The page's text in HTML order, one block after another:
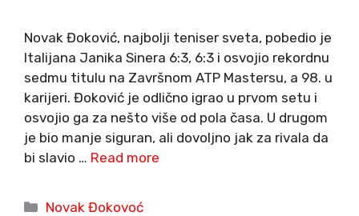
Novak Đoković, najbolji teniser sveta, pobedio je
Italijana Janika Sinera 6:3, 6:3 i osvojio rekordnu
sedmu titulu na Završnom ATP Mastersu, a 98. u
karijeri. Đoković je odlično igrao u prvom setu i
osvojio ga za nešto više od pola časa. U drugom
je bio manje siguran, ali dovoljno jak za rivala da
bi slavio … Read more
Categories
Novak Đokovoć